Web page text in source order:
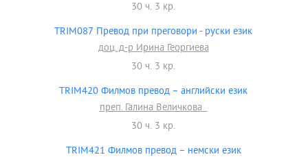
30 ч. 3 кр.
TRIM087 Превод при преговори - руски език
доц. д-р Ирина Георгиева
30 ч. 3 кр.
TRIM420 Филмов превод – английски език
преп. Галина Величкова
30 ч. 3 кр.
TRIM421 Филмов превод – немски език